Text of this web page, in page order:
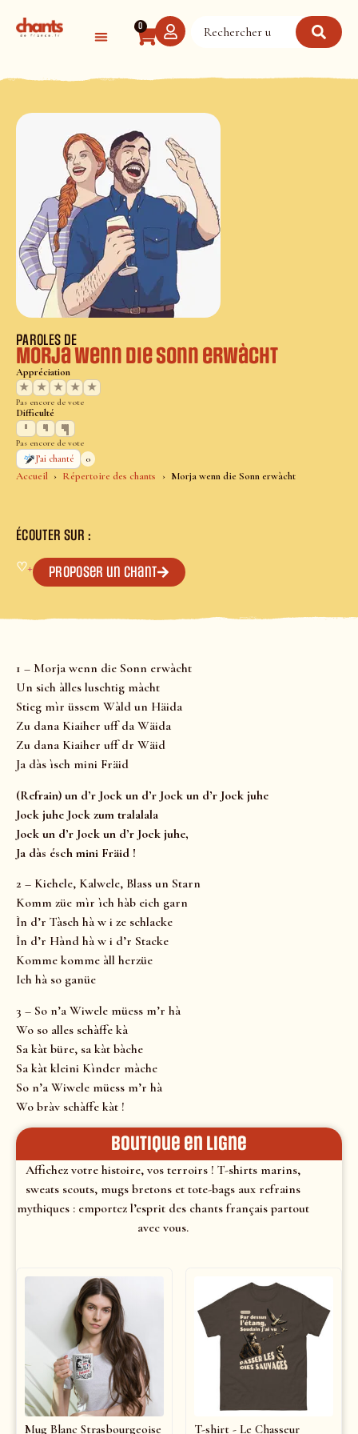
0
Accueil Répertoire des chants Morja wenn die Sonn erwàcht
PAROLES DE
Morja wenn die Sonn erwàcht
Appréciation
★
★ ★ ★ ★
Pas encore de vote
Difficulté
Pas encore de vote
J’ai chanté
0
ÉCOUTER SUR :
♡+ Proposer un chant
1 – Morja wenn die Sonn erwàcht
Un sich àlles luschtig màcht
Stieg mìr üssem Wàld un Häida
Zu dana Kiaiher uff da Wäida
Zu dana Kiaiher uff dr Wäid
Ja dàs ìsch mini Fräid
(Refrain) un d’r Jock un d’r Jock un d’r Jock juhe
Jock juhe Jock zum tralalala
Jock un d’r Jock un d’r Jock juhe,
Ja dàs ésch mini Fräid !
2 – Kiehele, Kalwele, Blass un Starn
Komm züe mìr ìch hàb eich garn
Ìn d’r Tàsch hà w i ze schlacke
Ìn d’r Hànd hà w i d’r Stacke
Komme komme àll herzüe
Ich hà so ganüe
3 – So n’a Wiwele müess m’r hà
Wo so alles schàffe kà
Sa kàt büre, sa kàt bàche
Sa kàt kleini Kìnder màche
So n’a Wiwele müess m’r hà
Wo bràv schàffe kàt !
Boutique en ligne
Affichez votre histoire, vos terroirs ! T-shirts marins,
sweats scouts, mugs bretons et tote-bags aux refrains
mythiques : emportez l’esprit des chants français partout
avec vous.
Mug Blanc Strasbourgeoise
T-shirt - Le Chasseur